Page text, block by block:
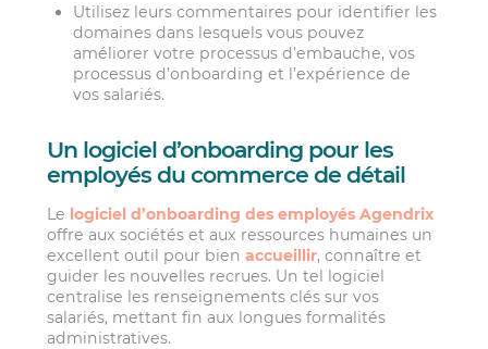
Utilisez leurs commentaires pour identifier les
domaines dans lesquels vous pouvez
améliorer votre processus d’embauche, vos
processus d’onboarding et l’expérience de
vos salariés.
Un logiciel d’onboarding pour les
employés du commerce de détail
Le logiciel d’onboarding des employés Agendrix
offre aux sociétés et aux ressources humaines un
excellent outil pour bienaccueillir, connaître et
guider les nouvelles recrues. Un tel logiciel
centralise les renseignements clés sur vos
salariés, mettant fin aux longues formalités
administratives.